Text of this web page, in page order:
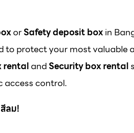
orSafety deposit boxin
to protect your most valuable
rentalandSecurity box rental
access control.
ลม!